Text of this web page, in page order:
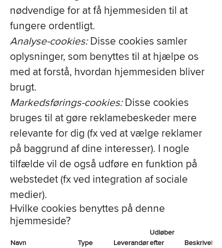
nødvendige for at få hjemmesiden til at
fungere ordentligt.
Analyse-cookies:Disse cookies samler
oplysninger, som benyttes til at hjælpe os
med at forstå, hvordan hjemmesiden bliver
brugt.
Markedsførings-cookies:Disse cookies
bruges til at gøre reklamebeskeder mere
relevante for dig (fx ved at vælge reklamer
på baggrund af dine interesser). I nogle
tilfælde vil de også udføre en funktion på
webstedet (fx ved integration af sociale
medier).
Hvilke cookies benyttes på denne
hjemmeside?
Navn Type Leverandør
Udløber
efter
Beskrivelse